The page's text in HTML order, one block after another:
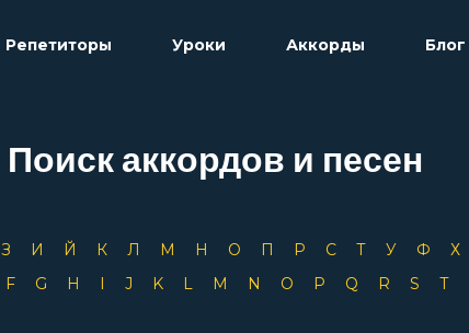
Репетиторы Уроки Аккорды Блог
Поиск аккордов и песен
З И Й К Л М Н О П Р С Т У Ф Х
F G H I J K L M N O P Q R S T